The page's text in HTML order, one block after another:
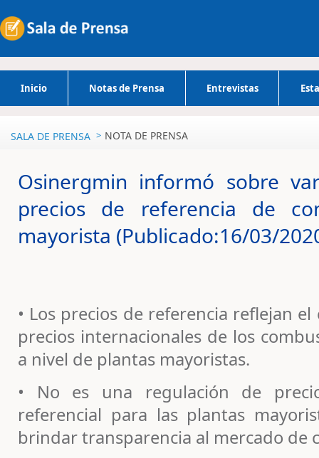
Inicio Notas de Prensa Entrevistas
SALA DE PRENSA NOTA DE PRENSA
Osinergmin informó sobre
precios de referencia de
mayorista (Publicado:16/03/
• Los precios de referencia reflejan
precios internacionales de los
a nivel de plantas mayoristas.
• No es una regulación de
referencial para las plantas
brindar transparencia al mercado de